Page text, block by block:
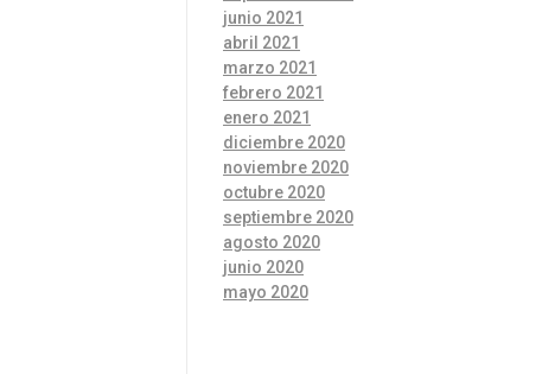
junio 2021
abril 2021
marzo 2021
febrero 2021
enero 2021
diciembre 2020
noviembre 2020
octubre 2020
septiembre 2020
agosto 2020
junio 2020
mayo 2020